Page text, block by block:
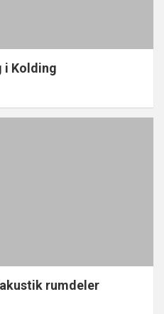
i Kolding
rumdeler